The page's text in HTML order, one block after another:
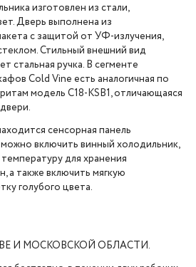
изготовлен из стали,
Дверь выполнена из
с защитой от УФ-излучения,
Стильный внешний вид
стальная ручка. В сегменте
Cold Vine есть аналогичная по
модель C18-KSB1, отличающаяся
сенсорная панель
включить винный холодильник,
для хранения
а также включить мягкую
голубого цвета.
И МОСКОВСКОЙ ОБЛАСТИ.